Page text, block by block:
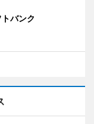
バンク